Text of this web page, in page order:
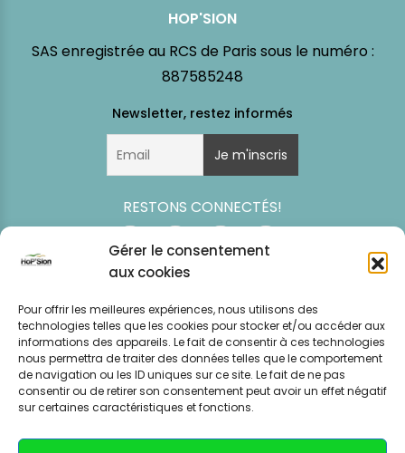
Gérer le consentement
aux cookies
Pour offrir les meilleures expériences, nous utilisons des
technologies telles que les cookies pour stocker et/ou accéder aux
informations des appareils. Le fait de consentir à ces technologies
nous permettra de traiter des données telles que le comportement
de navigation ou les ID uniques sur ce site. Le fait de ne pas
consentir ou de retirer son consentement peut avoir un effet négatif
sur certaines caractéristiques et fonctions.
HOP'SION
SAS enregistrée au RCS de Paris sous le numéro :
887585248
RESTONS CONNECTÉS!
Simulation
tarifaire
Event
News
Mentions légales
CGV – CGU
Politique de